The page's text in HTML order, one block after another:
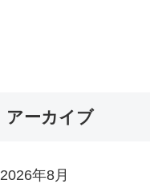
アーカイブ
2026年8月